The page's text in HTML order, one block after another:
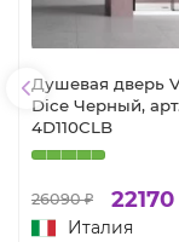
Душевая дверь
Dice Черный,
4D110CLB
26090 ₽
Италия